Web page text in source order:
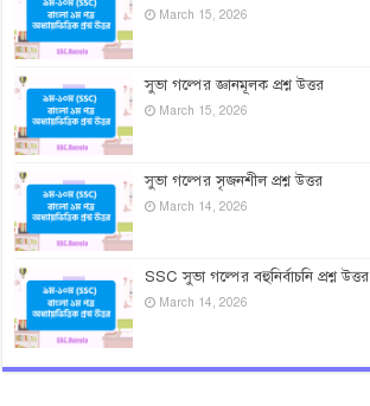
March 15, 2026
সুভা গল্পের জ্ঞানমূলক প্রশ্ন উত্তর
March 15, 2026
সুভা গল্পের সৃজনশীল প্রশ্ন উত্তর
March 14, 2026
SSC সুভা গল্পের বহুনির্বাচনি প্রশ্ন উত্তর
March 14, 2026